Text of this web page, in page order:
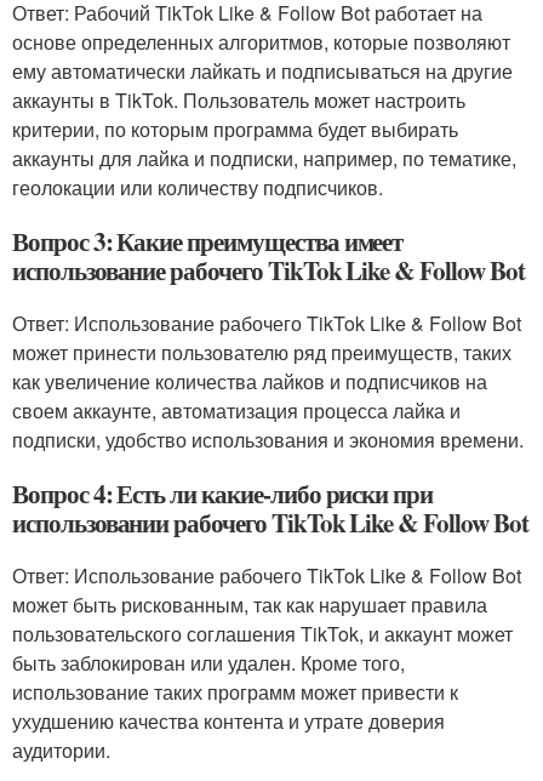
Ответ: Рабочий TikTok Like & Follow Bot работает на
основе определенных алгоритмов, которые позволяют
ему автоматически лайкать и подписываться на другие
аккаунты в TikTok. Пользователь может настроить
критерии, по которым программа будет выбирать
аккаунты для лайка и подписки, например, по тематике,
геолокации или количеству подписчиков.
Вопрос 3: Какие преимущества имеет
использование рабочего TikTok Like & Follow Bot
Ответ: Использование рабочего TikTok Like & Follow Bot
может принести пользователю ряд преимуществ, таких
как увеличение количества лайков и подписчиков на
своем аккаунте, автоматизация процесса лайка и
подписки, удобство использования и экономия времени.
Вопрос 4: Есть ли какие-либо риски при
использовании рабочего TikTok Like & Follow Bot
Ответ: Использование рабочего TikTok Like & Follow Bot
может быть рискованным, так как нарушает правила
пользовательского соглашения TikTok, и аккаунт может
быть заблокирован или удален. Кроме того,
использование таких программ может привести к
ухудшению качества контента и утрате доверия
аудитории.